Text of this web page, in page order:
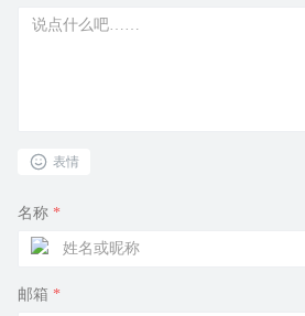
表情
名称 *
邮箱 *